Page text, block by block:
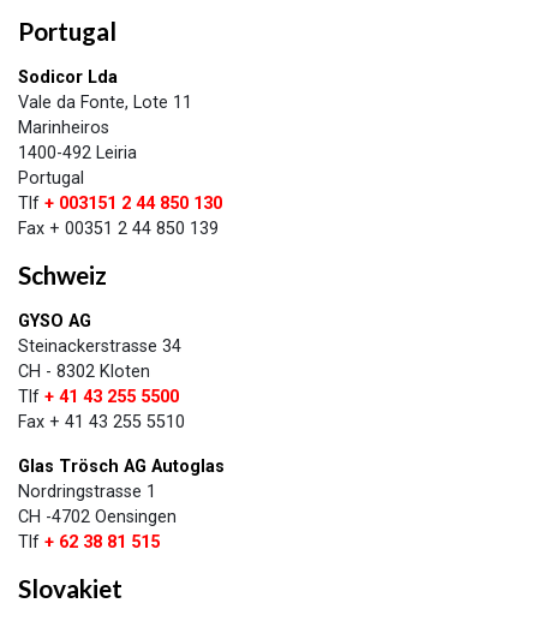
​Portugal
Sodicor Lda
Vale da Fonte, Lote 11
Marinheiros
1400-492 Leiria
Portugal
Tlf + 003151 2 44 850 130
Fax + 00351 2 44 850 139
Schweiz
GYSO AG
Steinackerstrasse 34
CH - 8302 Kloten
Tlf + 41 43 255 5500
Fax + 41 43 255 5510
Glas Trösch AG Autoglas
Nordringstrasse 1
CH -4702 Oensingen
​Tlf + 62 38 81 515
Slovakiet​